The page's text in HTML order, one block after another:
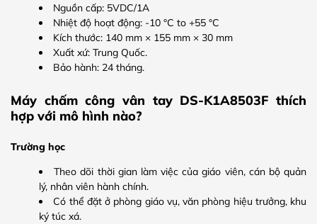
Nguồn cấp: 5VDC/1A
Nhiệt độ hoạt động: -10 °C to +55 °C
Kích thước: 140 mm × 155 mm × 30 mm
Xuất xứ: Trung Quốc.
Bảo hành: 24 tháng.
Máy chấm công vân tay DS-K1A8503F thích
hợp với mô hình nào?
Trường học
Theo dõi thời gian làm việc của giáo viên, cán bộ quản
lý, nhân viên hành chính.
Có thể đặt ở phòng giáo vụ, văn phòng hiệu trưởng, khu
ký túc xá.